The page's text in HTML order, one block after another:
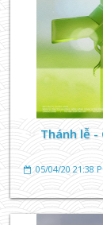
TIN TỨC GIÁO
Lễ sinh
26/07/23
Thánh lễ -
05/04/20 21:38